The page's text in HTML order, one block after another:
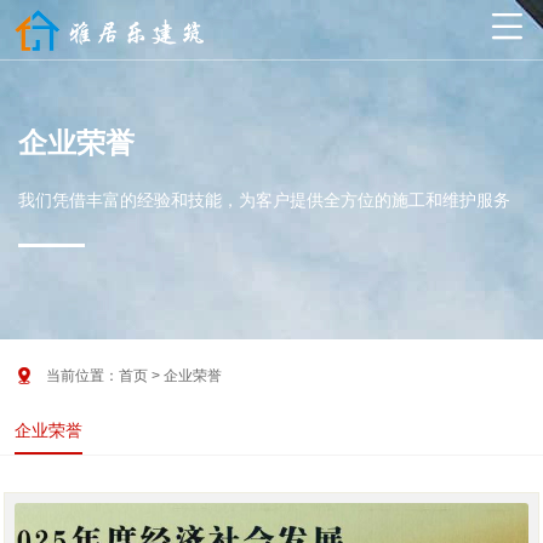

企业荣誉
我们凭借丰富的经验和技能，为客户提供全方位的施工和维护服务
企业荣誉
 当前位置： 首页 > 企业荣誉